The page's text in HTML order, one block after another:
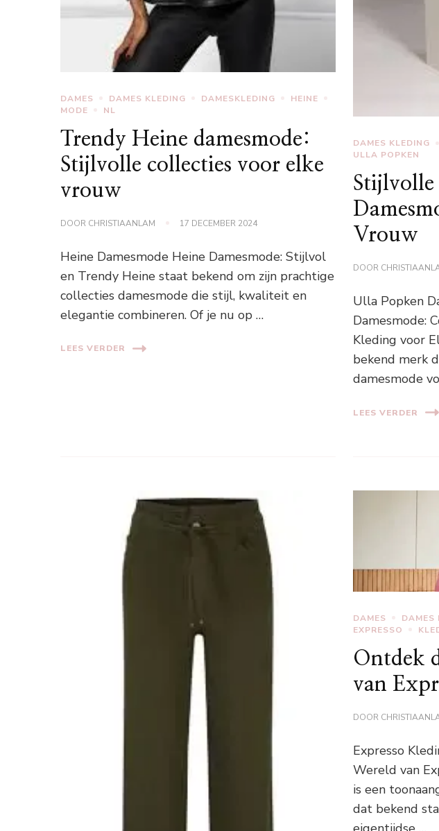
DAMES DAMES KLEDING DAMESKLEDING
HEINE
MODE
NL
Trendy Heine damesmode:
Stijlvolle collecties voor elke
vrouw
DOOR CHRISTIAANLAM 17 DECEMBER 2024
Heine Damesmode Heine Damesmode: Stijlvol
en Trendy Heine staat bekend om zijn prachtige
collecties damesmode die stijl, kwaliteit en
elegantie combineren. Of je nu op …
LEES VERDER
DAMES KLEDING
ULLA POPKEN
Stijlvolle
Vrouw
DOOR
Ulla Popken
Damesmode:
Kleding voor
bekend merk
damesmode
LEES VERDER
DAMES DAMES
EXPRESSO
Ontdek
van
DOOR
Expresso
Wereld van
is een
dat bekend